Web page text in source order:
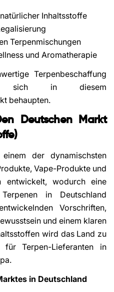
Inhaltsstoffe
Terpenmischungen
und Aromatherapie
Terpenbeschaffung
sich in diesem
behaupten.
Deutschen Markt
der dynamischsten
Vape-Produkte und
entwickelt, wodurch eine
in Deutschland
Vorschriften,
und einem klaren
wird das Land zu
für Terpen-Lieferanten in
in Deutschland